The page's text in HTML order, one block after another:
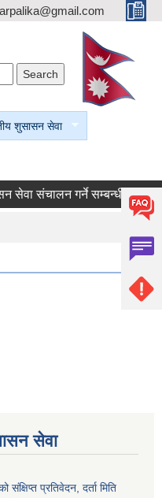
शुसासन सेवा
संचालन गर्ने सम्बन्धी सूचना।
सेवा
संक्षिप्त प्रतिवेदन, दर्ता मिति